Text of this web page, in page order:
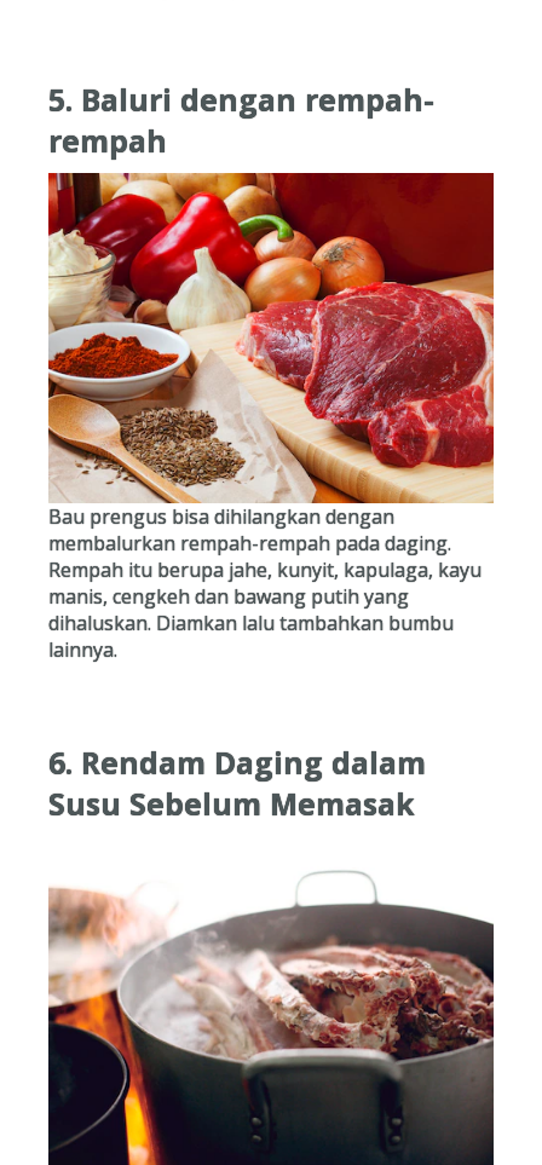
5. Baluri dengan rempah-
rempah
Bau prengus bisa dihilangkan dengan
membalurkan rempah-rempah pada daging.
Rempah itu berupa jahe, kunyit, kapulaga, kayu
manis, cengkeh dan bawang putih yang
dihaluskan. Diamkan lalu tambahkan bumbu
lainnya.
6. Rendam Daging dalam
Susu Sebelum Memasak